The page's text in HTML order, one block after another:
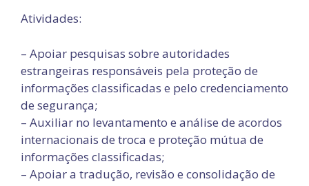
Atividades:
– Apoiar pesquisas sobre autoridades
estrangeiras responsáveis pela proteção de
informações classificadas e pelo credenciamento
de segurança;
– Auxiliar no levantamento e análise de acordos
internacionais de troca e proteção mútua de
informações classificadas;
– Apoiar a tradução, revisão e consolidação de